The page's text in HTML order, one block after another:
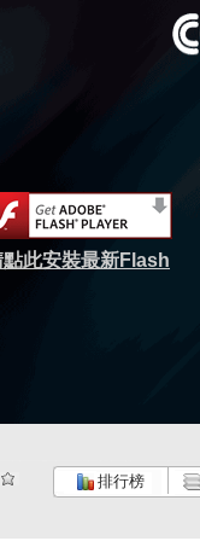
點此安裝最新Flash
排行榜